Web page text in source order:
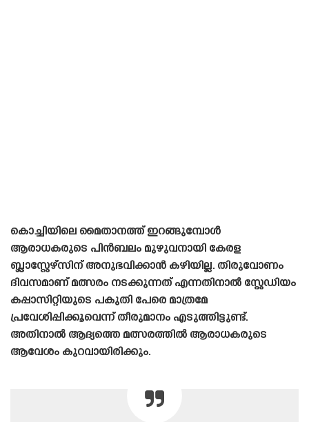
കൊച്ചിയിലെ മൈതാനത്ത് ഇറങ്ങുമ്പോൾ
ആരാധകരുടെ പിൻബലം മുഴുവനായി കേരള
ബ്ലാസ്റ്റേഴ്‌സിന് അനുഭവിക്കാൻ കഴിയില്ല. തിരുവോണം
ദിവസമാണ് മത്സരം നടക്കുന്നത് എന്നതിനാൽ സ്റ്റേഡിയം
കപ്പാസിറ്റിയുടെ പകുതി പേരെ മാത്രമേ
പ്രവേശിപ്പിക്കൂവെന്ന് തീരുമാനം എടുത്തിട്ടുണ്ട്.
അതിനാൽ ആദ്യത്തെ മത്സരത്തിൽ ആരാധകരുടെ
ആവേശം കുറവായിരിക്കും.